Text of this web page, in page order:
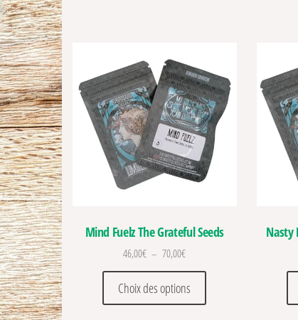
Mind Fuelz The Grateful Seeds
46,00€ – 70,00€Plage de prix : 46,00€ à 70,00€
Choix des options
Ce produit a
Nasty